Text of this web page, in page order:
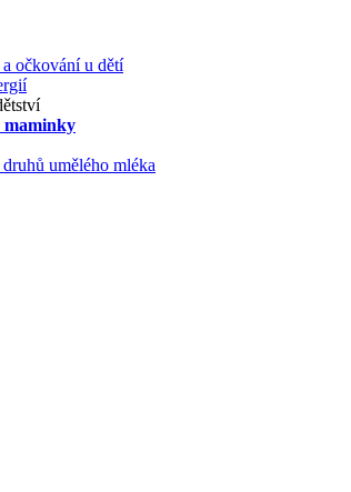
očkování u dětí
maminky
umělého mléka